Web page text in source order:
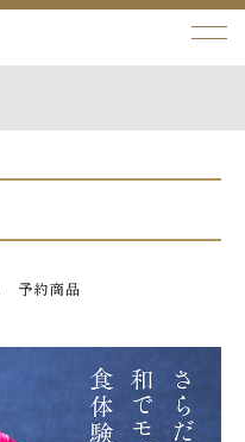
予約商品